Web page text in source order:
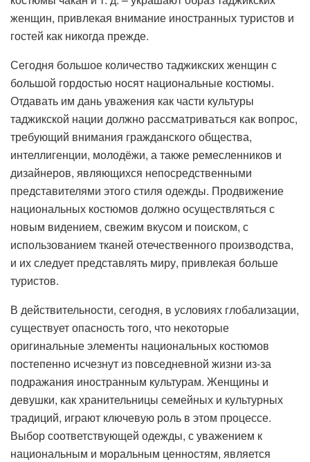
женщин, привлекая внимание иностранных туристов и
гостей как никогда прежде.
Сегодня большое количество таджикских женщин с
большой гордостью носят национальные костюмы.
Отдавать им дань уважения как части культуры
таджикской нации должно рассматриваться как вопрос,
требующий внимания гражданского общества,
интеллигенции, молодёжи, а также ремесленников и
дизайнеров, являющихся непосредственными
представителями этого стиля одежды. Продвижение
национальных костюмов должно осуществляться с
новым видением, свежим вкусом и поиском, с
использованием тканей отечественного производства,
и их следует представлять миру, привлекая больше
туристов.
В действительности, сегодня, в условиях глобализации,
существует опасность того, что некоторые
оригинальные элементы национальных костюмов
постепенно исчезнут из повседневной жизни из-за
подражания иностранным культурам. Женщины и
девушки, как хранительницы семейных и культурных
традиций, играют ключевую роль в этом процессе.
Выбор соответствующей одежды, с уважением к
национальным и моральным ценностям, является